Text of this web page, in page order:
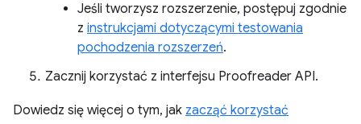
Jeśli tworzysz rozszerzenie, postępuj zgodnie
z instrukcjami dotyczącymi testowania
pochodzenia rozszerzeń.
Zacznij korzystać z interfejsu Proofreader API.
Dowiedz się więcej o tym, jak zacząć korzystać